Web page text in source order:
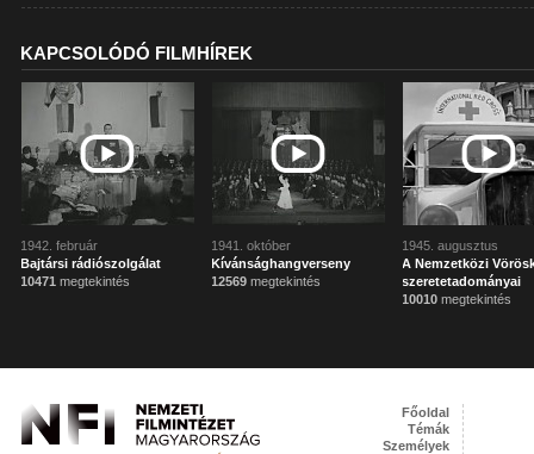
KAPCSOLÓDÓ FILMHÍREK
1942. február
Bajtársi rádiószolgálat
10471 megtekintés
1941. október
Kívánsághangverseny
12569 megtekintés
1945. augusztus
A Nemzetközi
szeretetadományai
10010 megtekintés
Főoldal
Témák
Személyek